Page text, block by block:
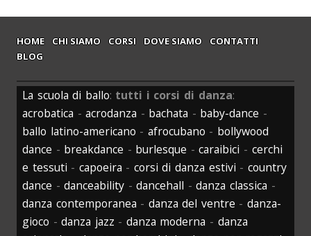
HOME CHI SIAMO CORSI DOVE SIAMO
CONTATTI
BLOG
La scuola di ballo: tutti i corsi di danza:
acrobatica -acrodanza - bachata - baby-dance -
ballo latino-americano - afrocubano - bollywood
dance - breakdance - burlesque -caraibici - cerchi
e tessuti - capoeira - corsi di danza estivi - country
dance -danceability -dancehall -danza classica -
danza contemporanea - danza del ventre -danza-
gioco -danza jazz - danza moderna - danza